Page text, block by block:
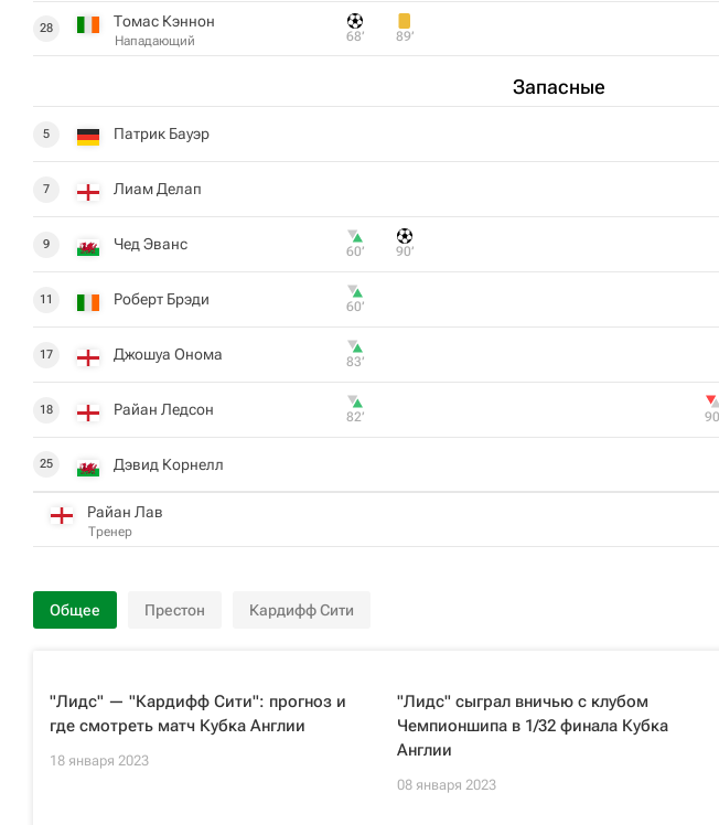
28 Томас Кэннон
Нападающий 68‎’‎ 89‎’‎
Запасные
5 Патрик Бауэр
7 Лиам Делап
9 Чед Эванс 60‎’‎ 90‎’‎
11 Роберт Брэди 60‎’‎
17 Джошуа Онома 83‎’‎
18 Райан Ледсон 82‎’‎
25 Дэвид Корнелл
Райан Лав
Тренер
Общее Престон Кардифф Сити
"Лидс" — "Кардифф Сити": прогноз и
где смотреть матч Кубка Англии
18 января 2023
"Лидс" сыграл вничью с клубом
Чемпионшипа в 1/32 финала Кубка
Англии
08 января 2023